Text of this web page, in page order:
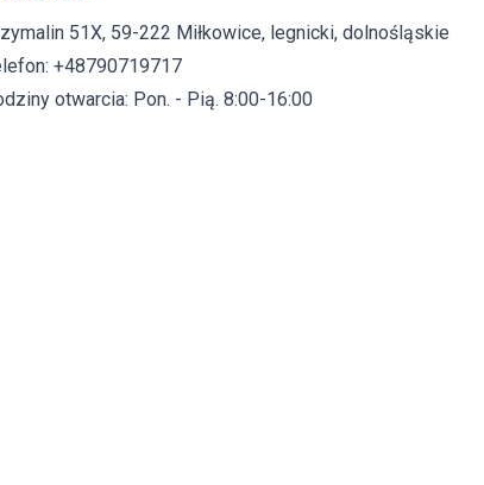
51X, 59-222 Miłkowice, legnicki, dolnośląskie
+48790719717
otwarcia: Pon. - Pią. 8:00-16:00